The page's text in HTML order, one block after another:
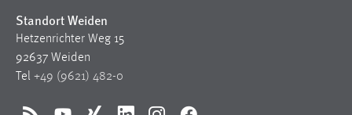
Standort Weiden
Hetzenrichter Weg 15
92637 Weiden
Tel +49 (9621) 482-0